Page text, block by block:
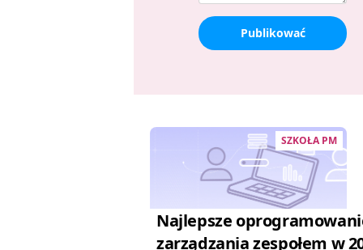
Publikować
SZKOŁA PM
Najlepsze
zarządzania zespołem w